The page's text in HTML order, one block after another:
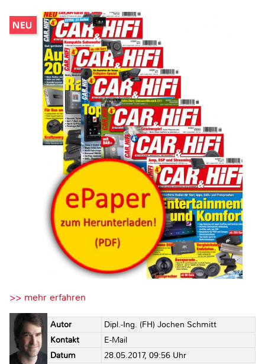
>> mehr erfahren
Autor
Dipl.-Ing. (FH) Jochen Schmitt
Kontakt
E-Mail
Datum
28.05.2017, 09:56 Uhr